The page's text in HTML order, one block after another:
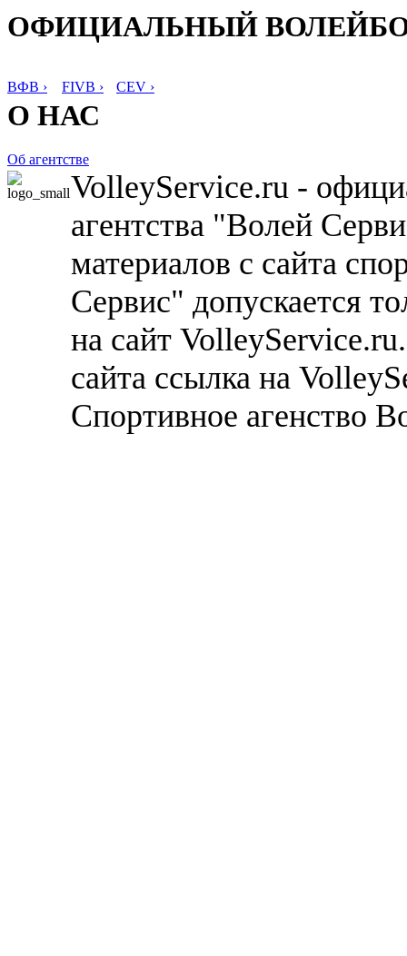
ОФИЦИАЛЬНЫЙ
ВФВ › FIVB › CEV ›
О НАС
Об агентстве
VolleyService.ru -
агентства "Волей
материалов с сайта
Сервис" допускается
на сайт
сайта ссылка на
Спортивное агенство